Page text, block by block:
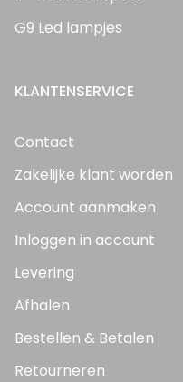
G9 Led lampjes
KLANTENSERVICE
Contact
Zakelijke klant worden
Account aanmaken
Inloggen in account
Levering
Afhalen
Bestellen & Betalen
Retourneren